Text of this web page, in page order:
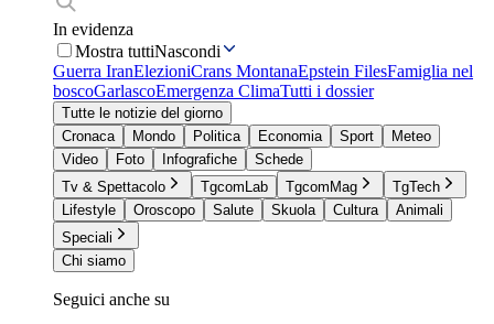
In evidenza
Mostra tuttiNascondi
Guerra IranElezioniCrans MontanaEpstein FilesFamiglia nel
boscoGarlascoEmergenza ClimaTutti i dossier
Tutte le notizie del giorno
Cronaca
Mondo Politica Economia Sport
Meteo
Video
Foto Infografiche
Schede
Tv & Spettacolo
TgcomLab TgcomMag
TgTech
Lifestyle
Oroscopo Salute Skuola Cultura
Animali
Speciali
Chi siamo
Seguici anche su